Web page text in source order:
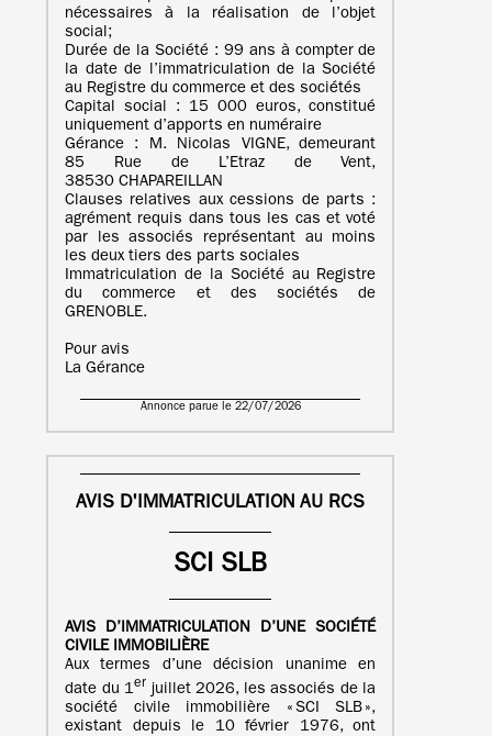
nécessaires à la réalisation de l’objet
social;
Durée de la Société : 99 ans à compter de
la date de l’immatriculation de la Société
au Registre du commerce et des sociétés
Capital social : 15 000 euros, constitué
uniquement d’apports en numéraire
Gérance : M. Nicolas VIGNE, demeurant
85 Rue de L’Etraz de Vent,
38530 CHAPAREILLAN
Clauses relatives aux cessions de parts :
agrément requis dans tous les cas et voté
par les associés représentant au moins
les deux tiers des parts sociales
Immatriculation de la Société au Registre
du commerce et des sociétés de
GRENOBLE.
Pour avis
La Gérance
Annonce parue le 22/07/2026
AVIS D'IMMATRICULATION AU RCS
SCI SLB
AVIS D’IMMATRICULATION D’UNE
SOCIÉTÉ
CIVILE IMMOBILIÈRE
Aux termes d’une décision unanime en
date du 1er juillet 2026, les associés de la
société civile immobilière « SCI SLB »,
existant depuis le 10 février 1976, ont